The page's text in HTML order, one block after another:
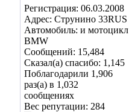
Регистрация: 06.03.2008
Адрес: Струнино 33RUS
Автомобиль: и мотоцикл
BMW
Сообщений: 15,484
Сказал(а) спасибо: 1,145
Поблагодарили 1,906
раз(а) в 1,032
сообщениях
Вес репутации: 284